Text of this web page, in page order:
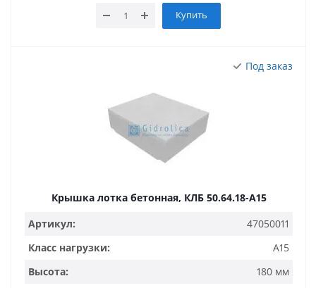
Купить
Под заказ
Крышка лотка бетонная, КЛБ 50.64.18-A15
Артикул:
47050011
Класс нагрузки:
A15
Высота:
180 мм